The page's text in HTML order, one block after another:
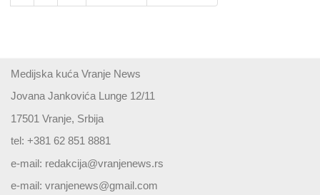
Medijska kuća Vranje News
Jovana Jankovića Lunge 12/11
17501 Vranje, Srbija
tel: +381 62 851 8881
e-mail: redakcija@vranjenews.rs
e-mail: vranjenews@gmail.com